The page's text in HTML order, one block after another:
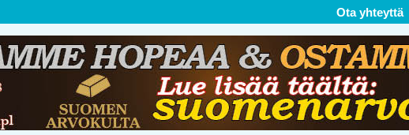
Ota yhteyttä